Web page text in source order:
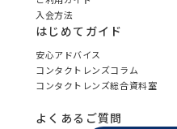
入会方法
はじめてガイド
安心アドバイス
コンタクトレンズコラム
コンタクトレンズ総合資料室
よくあるご質問